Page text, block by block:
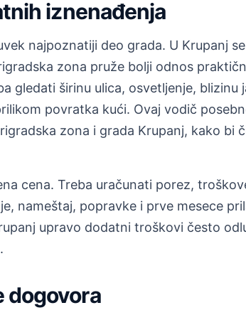
iznenađenja
najpoznatiji deo grada. U Krupanj
zona pruže bolji odnos
gledati širinu ulica, osvetljenje, blizinu
povratka kući. Ovaj vodič
zona i grada Krupanj, kako bi
cena. Treba uračunati porez,
nameštaj, popravke i prve mesece
upravo dodatni troškovi često
dogovora